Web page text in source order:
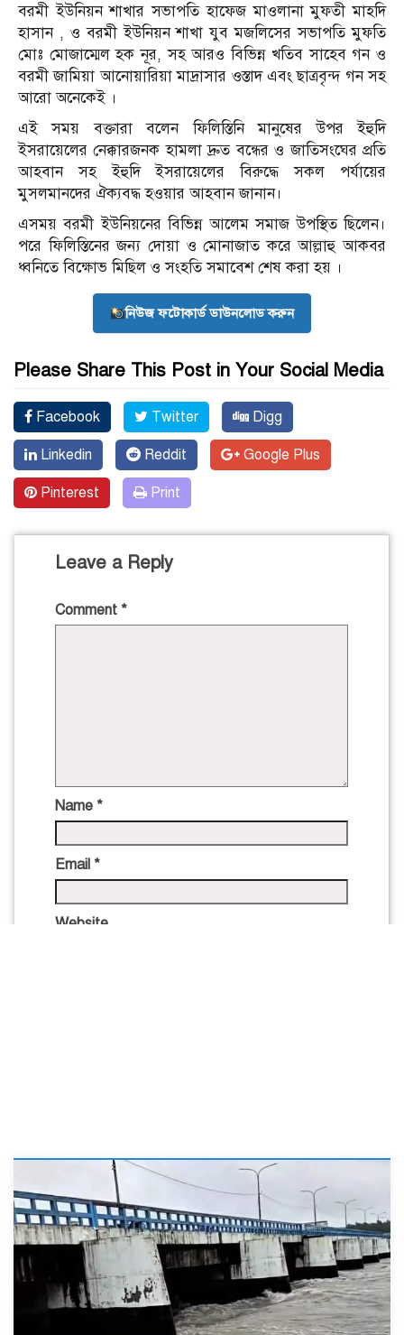
বরমী ইউনিয়ন শাখার সভাপতি হাফেজ মাওলানা মুফতী মাহদি
হাসান , ও বরমী ইউনিয়ন শাখা যুব মজলিসের সভাপতি মুফতি
মোঃ মোজাম্মেল হক নূর, সহ আরও বিভিন্ন খতিব সাহেব গন ও
বরমী জামিয়া আনোয়ারিয়া মাদ্রাসার ওস্তাদ এবং ছাত্রবৃন্দ গন সহ
আরো অনেকেই ।
এই সময় বক্তারা বলেন ফিলিস্তিনি মানুষের উপর ইহুদি
ইসরায়েলের নেক্কারজনক হামলা দ্রুত বন্ধের ও জাতিসংঘের প্রতি
আহবান সহ ইহুদি ইসরায়েলের বিরুদ্ধে সকল পর্যায়ের
মুসলমানদের ঐক্যবদ্ধ হওয়ার আহবান জানান।
এসময় বরমী ইউনিয়নের বিভিন্ন আলেম সমাজ উপস্থিত ছিলেন।
পরে ফিলিস্তিনের জন্য দোয়া ও মোনাজাত করে আল্লাহু আকবর
ধ্বনিতে বিক্ষোভ মিছিল ও সংহতি সমাবেশ শেষ করা হয় ।
নিউজ ফটোকার্ড ডাউনলোড করুন
Please Share This Post in Your Social Media
Facebook Twitter Digg
Linkedin Reddit Google Plus
Pinterest Print
Leave a Reply
Comment *
Name *
Email *
Website